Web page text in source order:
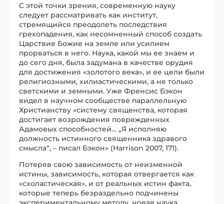
С этой точки зрения, современную науку
следует рассматривать как институт,
стремящийся преодолеть последствия
грехопадения, как несомненный способ создать
Царствие Божие на земле или усилием
прорваться в него. Наука, какой мы ее знаем и
до сего дня, была задумана в качестве орудия
для достижения «золотого века», и ее цели были
религиозными, хилиастическими, а не только
светскими и земными. Уже Френсис Бэкон
видел в научном сообществе параллельную
Христианству «систему священства, которая
достигает возрождения поврежденных
Адамовых способностей… „Я исполняю
должность истинного священника здравого
смысла“, – писал Бэкон» (Harrison 2007, 171).
Потеряв свою зависимость от неизменной
истины, зависимость, которая отвергается как
«схоластическая», и от реальных истин факта,
которые теперь безраздельно подчинены